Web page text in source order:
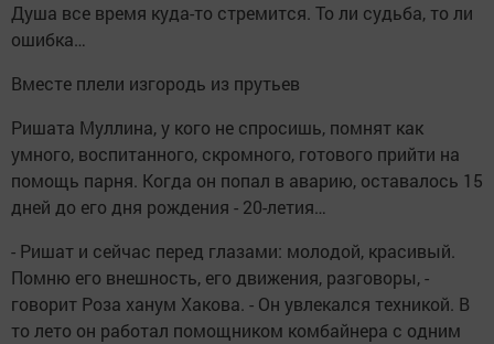
Душа все время куда-то стремится. То ли судьба, то ли
ошибка…
Вместе плели изгородь из прутьев
Ришата Муллина, у кого не спросишь, помнят как
умного, воспитанного, скромного, готового прийти на
помощь парня. Когда он попал в аварию, оставалось 15
дней до его дня рождения - 20-летия…
- Ришат и сейчас перед глазами: молодой, красивый.
Помню его внешность, его движения, разговоры, -
говорит Роза ханум Хакова. - Он увлекался техникой. В
то лето он работал помощником комбайнера с одним